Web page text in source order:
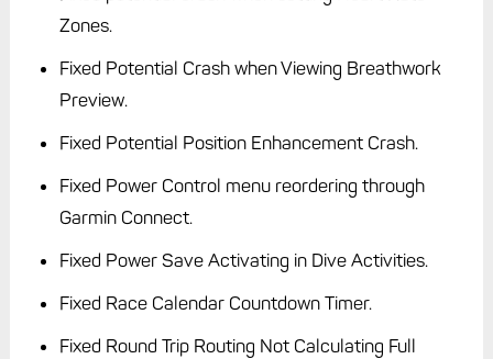
Zones.
Fixed Potential Crash when Viewing Breathwork
Preview.
Fixed Potential Position Enhancement Crash.
Fixed Power Control menu reordering through
Garmin Connect.
Fixed Power Save Activating in Dive Activities.
Fixed Race Calendar Countdown Timer.
Fixed Round Trip Routing Not Calculating Full